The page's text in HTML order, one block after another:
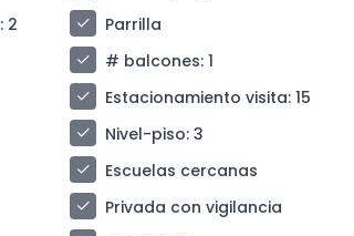
: 2 check
Parrilla
check # balcones: 1
check Estacionamiento visita: 15
check Nivel-piso: 3
check
Escuelas cercanas
check
Privada con vigilancia